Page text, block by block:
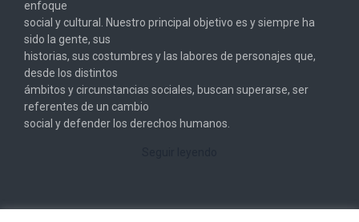
enfoque
social y cultural. Nuestro principal objetivo es y siempre ha
sido la gente, sus
historias, sus costumbres y las labores de personajes que,
desde los distintos
ámbitos y circunstancias sociales, buscan superarse, ser
referentes de un cambio
social y defender los derechos humanos.